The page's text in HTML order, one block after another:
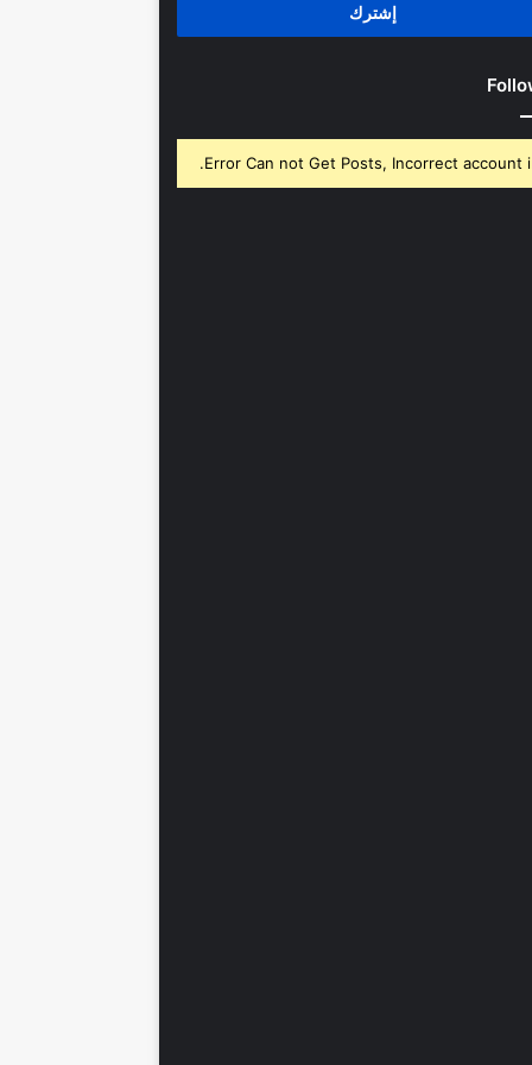
Error Can not Get Posts, Incorrect account